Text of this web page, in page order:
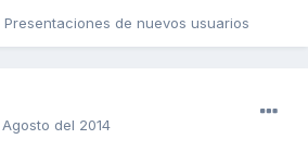
Presentaciones de nuevos usuarios
del 2014